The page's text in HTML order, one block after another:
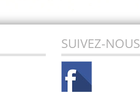
SUIVEZ-NOUS